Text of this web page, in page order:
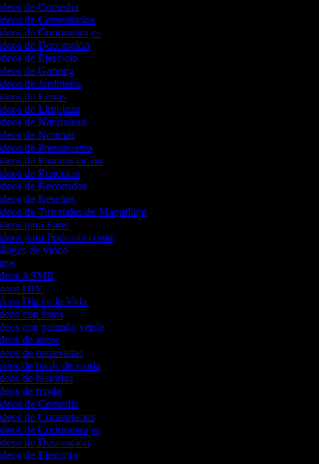
de Comedia
de Comentarios
de Cortometrajes
de Decoración
de Ejercicio
de Gaming
de Jardinería
de Letras
de Limpieza
de Naturaleza
de Noticias
de Presupuesto
de Pronunciación
de Reacción
de Recorridos
de Reseñas
de Tutoriales de Maquillaje
para Fans
para Podcasts copia
de video
ASMR
DIY
Día en la Vida
con fotos
con pantalla verde
de autos
de entrevistas
de hauls de moda
de historias
de moda
de Comedia
de Comentarios
de Cortometrajes
de Decoración
de Ejercicio